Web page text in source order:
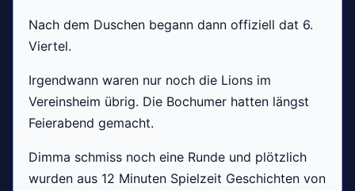
Nach dem Duschen begann dann offiziell dat 6.
Viertel.
Irgendwann waren nur noch die Lions im
Vereinsheim übrig. Die Bochumer hatten längst
Feierabend gemacht.
Dimma schmiss noch eine Runde und plötzlich
wurden aus 12 Minuten Spielzeit Geschichten von